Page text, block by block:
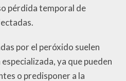
pérdida temporal de
por el peróxido suelen
ya que pueden
o predisponer a la